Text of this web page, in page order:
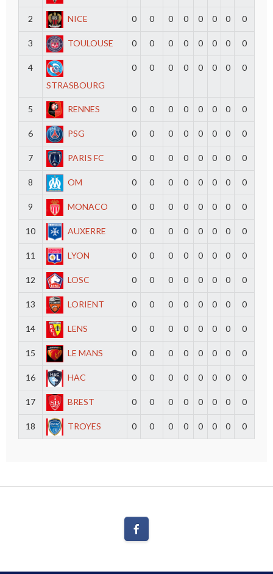
2 NICE 0 0 0 0 0 0 0 0
3 TOULOUSE 0 0 0 0 0 0 0 0
4
STRASBOURG
0 0 0 0 0 0 0 0
5 RENNES 0 0 0 0 0 0 0 0
6 PSG 0 0 0 0 0 0 0 0
7 PARIS FC 0 0 0 0 0 0 0 0
8 OM 0 0 0 0 0 0 0 0
9 MONACO 0 0 0 0 0 0 0 0
10 AUXERRE 0 0 0 0 0 0 0 0
11 LYON 0 0 0 0 0 0 0 0
12 LOSC 0 0 0 0 0 0 0 0
13 LORIENT 0 0 0 0 0 0 0 0
14 LENS 0 0 0 0 0 0 0 0
15 LE MANS 0 0 0 0 0 0 0 0
16 HAC 0 0 0 0 0 0 0 0
17 BREST 0 0 0 0 0 0 0 0
18 TROYES 0 0 0 0 0 0 0 0